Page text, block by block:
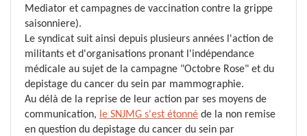
Mediator et campagnes de vaccination contre la grippe
saisonniere).
Le syndicat suit ainsi depuis plusieurs années l'action de
militants et d'organisations pronant l'indépendance
médicale au sujet de la campagne "Octobre Rose" et du
depistage du cancer du sein par mammographie.
Au délà de la reprise de leur action par ses moyens de
communication, le SNJMG s'est étonné de la non remise
en question du depistage du cancer du sein par